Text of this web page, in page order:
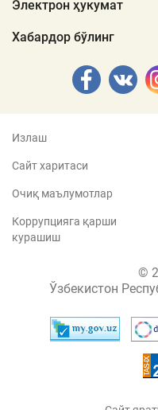
Электрон ҳукумат
Хабардор бўлинг
Излаш
Сайт харитаси
Очиқ маълумотлар
Коррупцияга қарши
курашиш
©
Ўзбекистон